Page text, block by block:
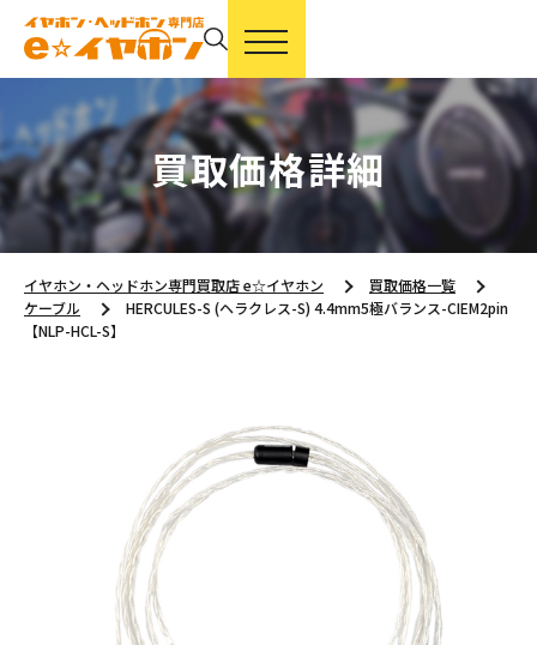
買取価格詳細
イヤホン・ヘッドホン専門買取店 e☆イヤホン
買取価格一覧
ケーブル
HERCULES-S (ヘラクレス-S) 4.4mm5極バランス-CIEM2pin
【NLP-HCL-S】